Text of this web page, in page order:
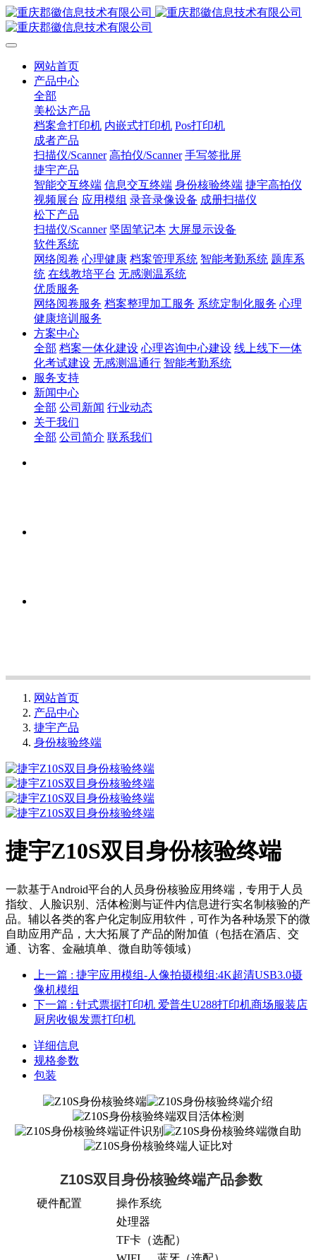
网站首页
产品中心
全部
美松达产品
档案盒打印机 内嵌式打印机 Pos打印机
成者产品
扫描仪/Scanner 高拍仪/Scanner 手写签批屏
捷宇产品
智能交互终端 信息交互终端 身份核验终端 捷宇高拍仪
视频展台 应用模组 录音录像设备 成册扫描仪
松下产品
扫描仪/Scanner 坚固笔记本 大屏显示设备
软件系统
网络阅卷 心理健康 档案管理系统 智能考勤系统 题库系
统 在线教培平台 无感测温系统
优质服务
网络阅卷服务 档案整理加工服务 系统定制化服务 心理
健康培训服务
方案中心
全部 档案一体化建设 心理咨询中心建设 线上线下一体
化考试建设 无感测温通行 智能考勤系统
服务支持
新闻中心
全部 公司新闻 行业动态
关于我们
全部 公司简介 联系我们
网站首页
产品中心
捷宇产品
身份核验终端
捷宇Z10S双目身份核验终端
一款基于Android平台的人员身份核验应用终端，专用于人员
指纹、人脸识别、活体检测与证件内信息进行实名制核验的产
品。辅以各类的客户化定制应用软件，可作为各种场景下的微
自助应用产品，大大拓展了产品的附加值（包括在酒店、交
通、访客、金融填单、微自助等领域）
上一篇 : 捷宇应用模组-人像拍摄模组:4K超清USB3.0摄
像机模组
下一篇 : 针式票据打印机 爱普生U288打印机商场服装店
厨房收银发票打印机
详细信息
规格参数
包装
Z10S双目身份核验终端产品参数
硬件配置
操作系统
处理器
TF卡（选配）